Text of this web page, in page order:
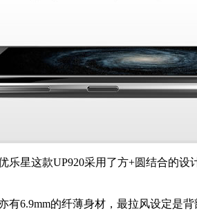
星这款UP920采用了方+圆结合的
6.9mm的纤薄身材，最拉风设定是